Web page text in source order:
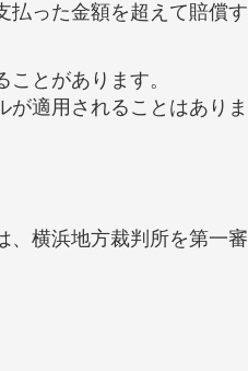
払った金額を超えて賠償す
とがあります。
が適用されることはありま
、横浜地方裁判所を第一審